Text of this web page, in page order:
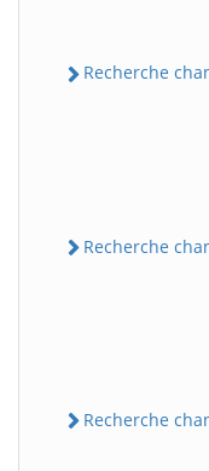
Recherche
Recherche
Recherche